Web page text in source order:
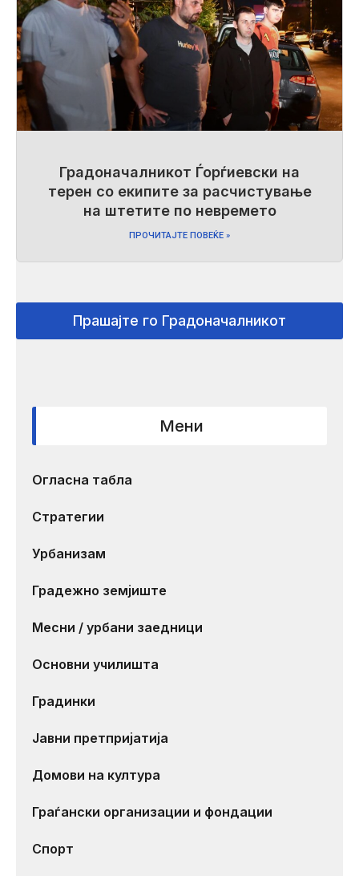
Градоначалникот Ѓорѓиевски на
терен со екипите за расчистување
на штетите по невремето
ПРОЧИТАЈТЕ ПОВЕЌЕ »
Прашајте го Градоначалникот
Мени
Огласна табла
Стратегии
Урбанизам
Градежно земјиште
Месни / урбани заедници
Основни училишта
Градинки
Јавни претпријатија
Домови на култура
Граѓански организации и фондации
Спорт